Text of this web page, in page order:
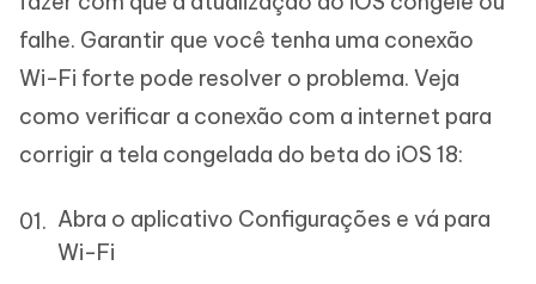
falhe. Garantir que você tenha uma conexão
Wi-Fi forte pode resolver o problema. Veja
como verificar a conexão com a internet para
corrigir a tela congelada do beta do iOS 18:
Abra o aplicativo Configurações e vá para
Wi-Fi